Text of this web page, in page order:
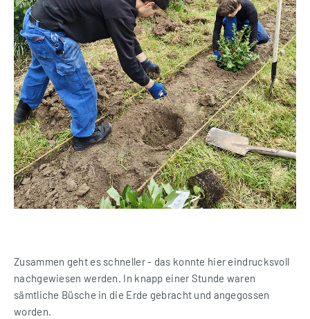
Zusammen geht es schneller - das konnte hier eindrucksvoll
nachgewiesen werden. In knapp einer Stunde waren
sämtliche Büsche in die Erde gebracht und angegossen
worden.